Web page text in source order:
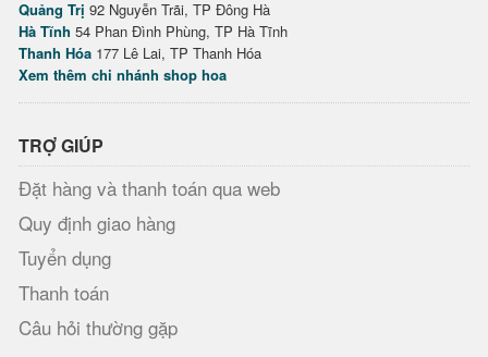
Quảng Trị 92 Nguyễn Trãi, TP Đông Hà
Hà Tĩnh 54 Phan Đình Phùng, TP Hà Tĩnh
Thanh Hóa 177 Lê Lai, TP Thanh Hóa
Xem thêm chi nhánh shop hoa
TRỢ GIÚP
Đặt hàng và thanh toán qua web
Quy định giao hàng
Tuyển dụng
Thanh toán
Câu hỏi thường gặp